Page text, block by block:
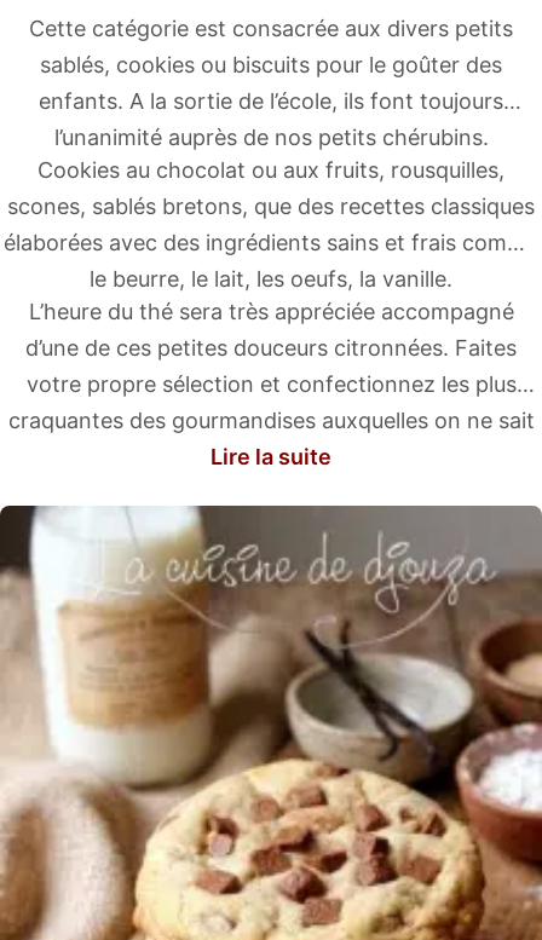
Cette catégorie est consacrée aux divers petits
sablés, cookies ou biscuits pour le goûter des
enfants. A la sortie de l’école, ils font toujours
l’unanimité auprès de nos petits chérubins.
Cookies au chocolat ou aux fruits, rousquilles,
scones, sablés bretons, que des recettes classiques
élaborées avec des ingrédients sains et frais comme
le beurre, le lait, les oeufs, la vanille.
L’heure du thé sera très appréciée accompagné
d’une de ces petites douceurs citronnées. Faites
votre propre sélection et confectionnez les plus
craquantes des gourmandises auxquelles on ne sait
pas longtemps résister.
Lire la suite